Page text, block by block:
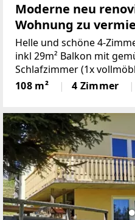
Moderne neu
Wohnung zu
Helle und schöne 4-
inkl 29m² Balkon mit
Schlafzimmer (1x
Wohnbereich (Küche mit
hochwertigen
108 m² 4 Zimmer